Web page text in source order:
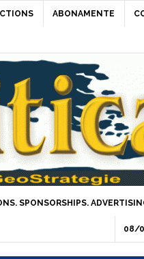
ABONAMENTE
SPONSORSHIPS.
08/